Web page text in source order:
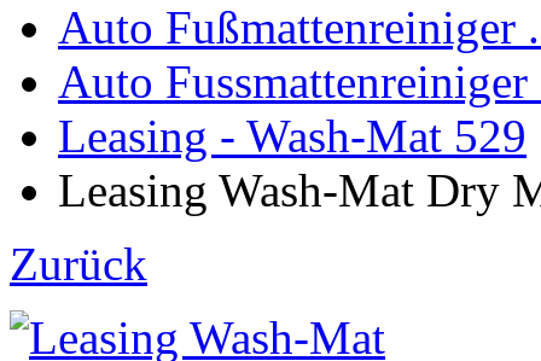
Auto Fußmattenreiniger
Auto Fussmattenreiniger
Leasing - Wash-Mat 529
Leasing Wash-Mat Dry
Zurück